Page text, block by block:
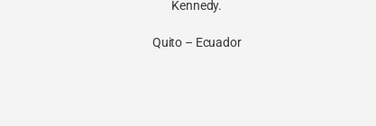
Kennedy.
Quito – Ecuador